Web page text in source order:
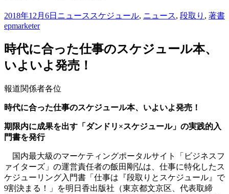
2018年12月6日 ニュース スケジュール, ニュース, 段取り , 著書
epmarketer
時代に合った仕事のスケジュール本、
いよいよ発売！
報道関係者各位
時代に合った仕事のスケジュール本、いよいよ発売！
期限内に成果を出す「ダンドリ×スケジュール」の実践的入
門書を発行
国内最大級のマーケティングポータルサイト「ビジネスフ
ァイターズ」の運営責任者の飯田剛弘は、仕事に特化したス
ケジューリング入門書「仕事は『段取りとスケジュール』で
9割決まる！」を明日香出版社（東京都文京区、代表取締